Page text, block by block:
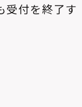
受付を終了す